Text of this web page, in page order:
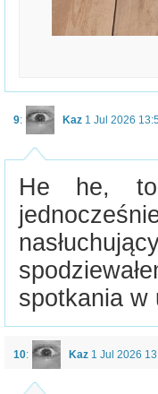
9: Kaz 1 Jul 2026
He he, to
spotkania w
10: Kaz 1 Jul 2026